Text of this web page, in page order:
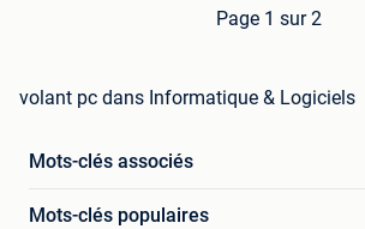
Page 1 sur 2
volant pc dans Informatique & Logiciels
Mots-clés associés
Mots-clés populaires